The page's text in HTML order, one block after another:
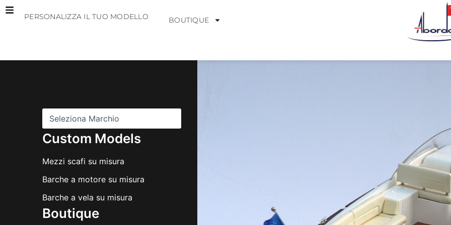
Vai
PERSONALIZZA IL TUO MODELLO BOUTIQUE
Custom Models
Mezzi scafi su misura
Barche a motore su misura
Barche a vela su misura
Boutique